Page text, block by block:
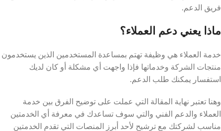
فريق الدعم.
ماذا يعني دعم العملاء؟
خدمة العملاء هي وظيفة تهتم بمساعدة المستخدمين الذين يستخدمون
منتجات الشركة وخدماتها فإذا واجهت أي مشكلة أو كان لديك
استفسار يمكنك طلب الدعم.
وهنا تعتبر نهاية المقالة التي عملت على توضيح الفرق بين خدمة
العملاء والدعم الفني والتي سوف تساعدك في معرفة أي الخدمتين
مناسب لشركتك مع ترشيح لأحد أبرز المنصات التي تقدم الخدمتين